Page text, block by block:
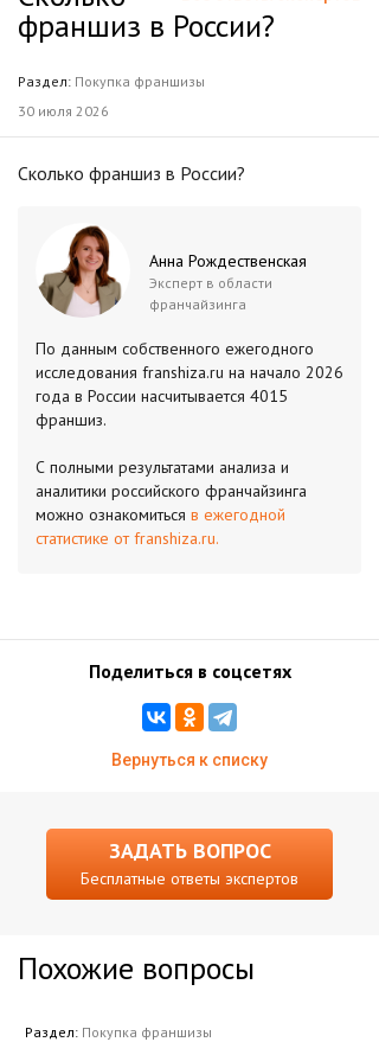
франшиз в России?
Раздел: Покупка франшизы
30 июля 2026
Сколько франшиз в России?
Анна Рождественская
Эксперт в области
франчайзинга
По данным собственного ежегодного
исследования franshiza.ru на начало 2026
года в России насчитывается 4015
франшиз.
С полными результатами анализа и
аналитики российского франчайзинга
можно ознакомиться в ежегодной
статистике от franshiza.ru.
Поделиться в соцсетях
Вернуться к списку
ЗАДАТЬ ВОПРОС
Бесплатные ответы экспертов
Похожие вопросы
Раздел: Покупка франшизы